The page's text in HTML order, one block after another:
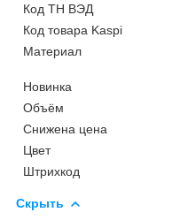
Код ТН ВЭД
Код товара Kaspi
Материал
Новинка
Объём
Снижена цена
Цвет
Штрихкод
Скрыть